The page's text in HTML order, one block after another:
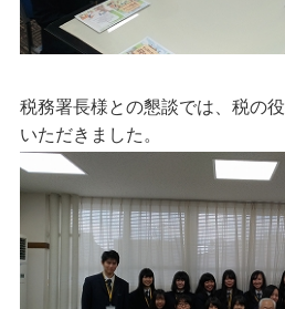
税務署長様との懇談では、税の
いただきました。